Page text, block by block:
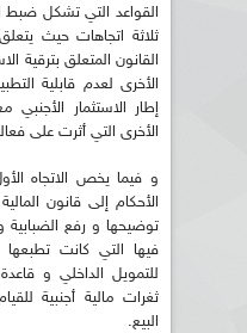
القواعد التي تشكل ضبط
ثلاثة اتجاهات حيث
القانون المتعلق بترقية
الأخرى لعدم قابلية
إطار الاستثمار
الأخرى التي أثرت على
و فيما يخص الاتجاه
الأحكام إلى قانون
توضيحها و رفع الضبابية
فيها التي كانت تطبعها
ثغرات مالية أجنبية
البيع.